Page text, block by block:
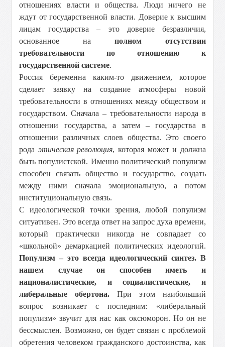
отношениях власти и общества. Люди ничего не
ждут от государственной власти. Доверие к высшим
лицам государства – это доверие безразличия,
основанное на полном отсутствии
требовательности по отношению к
государственной системе.
Россия беременна каким-то движением, которое
сделает заявку на создание атмосферы новой
требовательности в отношениях между обществом и
государством. Сначала – требовательности народа в
отношении государства, а затем – государства в
отношении различных слоев общества. Это своего
рода этическая революция, которая может и должна
быть популистской. Именно политический популизм
способен связать общество и государство, создать
между ними сначала эмоциональную, а потом
институциональную связь.
С идеологической точки зрения, любой популизм
ситуативен. Это всегда ответ на запрос духа времени,
который практически никогда не совпадает со
«школьной» демаркацией политических идеологий.
Популизм – это всегда идеологический синтез. В
нашем случае он способен иметь и
националистические, и социалистические, и
либеральные обертона. При этом наибольший
вопрос возникает с последним: «либеральный
популизм» звучит для нас как оксюморон. Но он не
бессмыслен. Возможно, он будет связан с проблемой
обретения человеком гражданского достоинства, как